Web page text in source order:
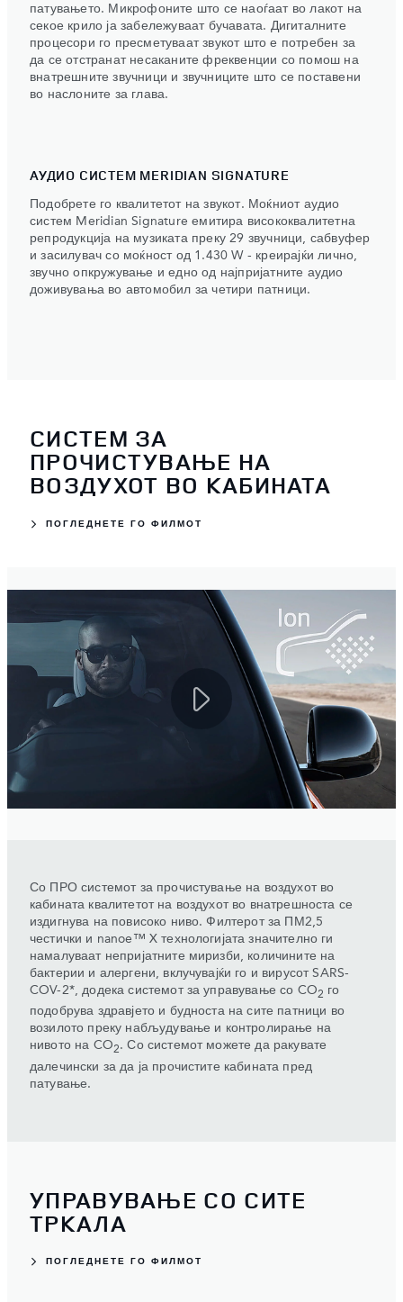
патувањето. Микрофоните што се наоѓаат во лакот на
секое крило ја забележуваат бучавата. Дигиталните
процесори го пресметуваат звукот што е потребен за
да се отстранат несаканите фреквенции со помош на
внатрешните звучници и звучниците што се поставени
во наслоните за глава.
АУДИО СИСТЕМ MERIDIAN SIGNATURE
Подобрете го квалитетот на звукот. Моќниот аудио
систем Meridian Signature емитира висококвалитетна
репродукција на музиката преку 29 звучници, сабвуфер
и засилувач со моќност од 1.430 W - креирајќи лично,
звучно опкружување и едно од најпријатните аудио
доживувања во автомобил за четири патници.
СИСТЕМ ЗА
ПРОЧИСТУВАЊЕ НА
ВОЗДУХОТ ВО КАБИНАТА
ПОГЛЕДНЕТЕ ГО ФИЛМОТ
Со ПРО системот за прочистување на воздухот во
кабината квалитетот на воздухот во внатрешноста се
издигнува на повисоко ниво. Филтерот за ПМ2,5
честички и nanoe™ X технологијата значително ги
намалуваат непријатните миризби, количините на
бактерии и алергени, вклучувајќи го и вирусот SARS-
COV-2*, додека системот за управување со CO2 го
подобрува здравјето и будноста на сите патници во
возилото преку набљудување и контролирање на
нивото на CO2. Со системот можете да ракувате
далечински за да ја прочистите кабината пред
патување.
УПРАВУВАЊЕ СО СИТЕ
ТРКАЛА
ПОГЛЕДНЕТЕ ГО ФИЛМОТ